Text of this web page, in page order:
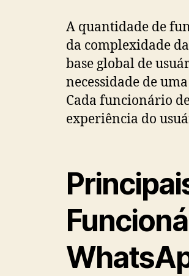
A quantidade de
da complexidade
base global de
necessidade de
Cada funcionário
experiência do